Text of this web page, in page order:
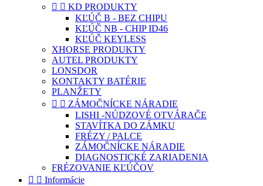
  KD PRODUKTY
KĽÚČ B - BEZ CHIPU
KĽÚČ NB - CHIP ID46
KĽÚČ KEYLESS
XHORSE PRODUKTY
AUTEL PRODUKTY
LONSDOR
KONTAKTY BATÉRIE
PLANŽETY
  ZÁMOČNÍCKE NÁRADIE
LISHI -NÚDZOVÉ OTVÁRAČE
STAVÍTKA DO ZÁMKU
FRÉZY / PALCE
ZÁMOČNÍCKE NÁRADIE
DIAGNOSTICKÉ ZARIADENIA
FRÉZOVANIE KĽÚČOV
  Informácie